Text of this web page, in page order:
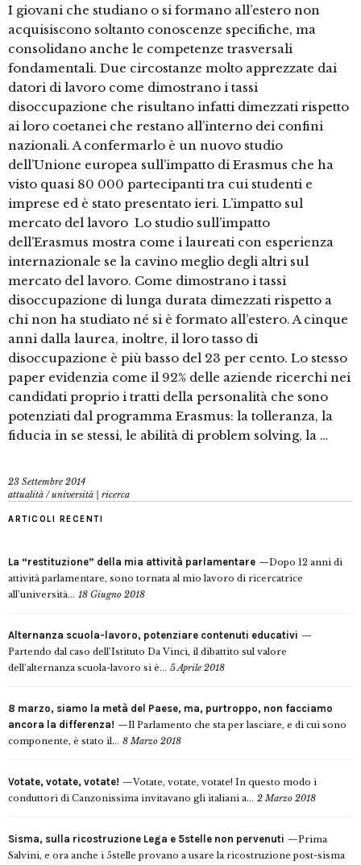
I giovani che studiano o si formano all’estero non
acquisiscono soltanto conoscenze specifiche, ma
consolidano anche le competenze trasversali
fondamentali. Due circostanze molto apprezzate dai
datori di lavoro come dimostrano i tassi
disoccupazione che risultano infatti dimezzati rispetto
ai loro coetanei che restano all’interno dei confini
nazionali. A confermarlo è un nuovo studio
dell’Unione europea sull’impatto di Erasmus che ha
visto quasi 80 000 partecipanti tra cui studenti e
imprese ed è stato presentato ieri. L’impatto sul
mercato del lavoro Lo studio sull’impatto
dell’Erasmus mostra come i laureati con esperienza
internazionale se la cavino meglio degli altri sul
mercato del lavoro. Come dimostrano i tassi
disoccupazione di lunga durata dimezzati rispetto a
chi non ha studiato né si è formato all’estero. A cinque
anni dalla laurea, inoltre, il loro tasso di
disoccupazione è più basso del 23 per cento. Lo stesso
paper evidenzia come il 92% delle aziende ricerchi nei
candidati proprio i tratti della personalità che sono
potenziati dal programma Erasmus: la tolleranza, la
fiducia in se stessi, le abilità di problem solving, la …
23 Settembre 2014
attualità /università | ricerca
ARTICOLI RECENTI
La “restituzione” della mia attività parlamentare
Dopo 12 anni di
attività parlamentare, sono tornata al mio lavoro di ricercatrice
all’università... 18 Giugno 2018
Alternanza scuola-lavoro, potenziare contenuti educativi
Partendo dal caso dell’Istituto Da Vinci, il dibattito sul valore
dell’alternanza scuola-lavoro si è... 5 Aprile 2018
8 marzo, siamo la metà del Paese, ma, purtroppo, non facciamo
ancora la differenza!
Il Parlamento che sta per lasciare, e di cui sono
componente, è stato il... 8 Marzo 2018
Votate, votate, votate!
Votate, votate, votate! In questo modo i
conduttori di Canzonissima invitavano gli italiani a... 2 Marzo 2018
Sisma, sulla ricostruzione Lega e 5stelle non pervenuti
Prima
Salvini, e ora anche i 5stelle provano a usare la ricostruzione post-sisma